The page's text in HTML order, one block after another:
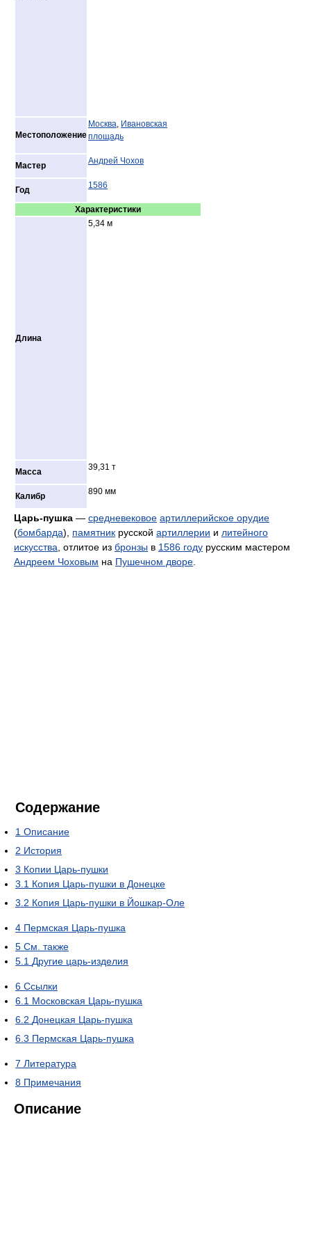
Местоположение
Москва Ивановская
площадь
Мастер Андрей Чохов
Год 1586
Характеристики
Длина
5,34 м
Масса 39,31 т
Калибр 890 мм
Царь-пушка — средневековое артиллерийское орудие
(бомбарда), памятник русской артиллерии и литейного
искусства , отлитое из бронзы в 1586 году русским мастером
Андреем Чоховым на Пушечном дворе
Содержание
1 Описание
2 История
3 Копии Царь-пушки
3.1 Копия Царь-пушки в Донецке
3.2 Копия Царь-пушки в Йошкар-Оле
4 Пермская Царь-пушка
5 См. также
5.1 Другие царь-изделия
6 Ссылки
6.1 Московская Царь-пушка
6.2 Донецкая Царь-пушка
6.3 Пермская Царь-пушка
7 Литература
8 Примечания
Описание